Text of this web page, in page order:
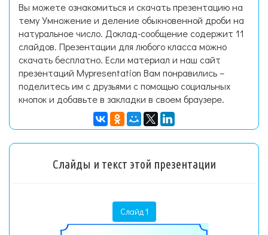
Вы можете ознакомиться и скачать презентацию на
тему Умножение и деление обыкновенной дроби на
натуральное число. Доклад-сообщение содержит 11
слайдов. Презентации для любого класса можно
скачать бесплатно. Если материал и наш сайт
презентаций Mypresentation Вам понравились –
поделитесь им с друзьями с помощью социальных
кнопок и добавьте в закладки в своем браузере.
Слайды и текст этой презентации
Слайд 1